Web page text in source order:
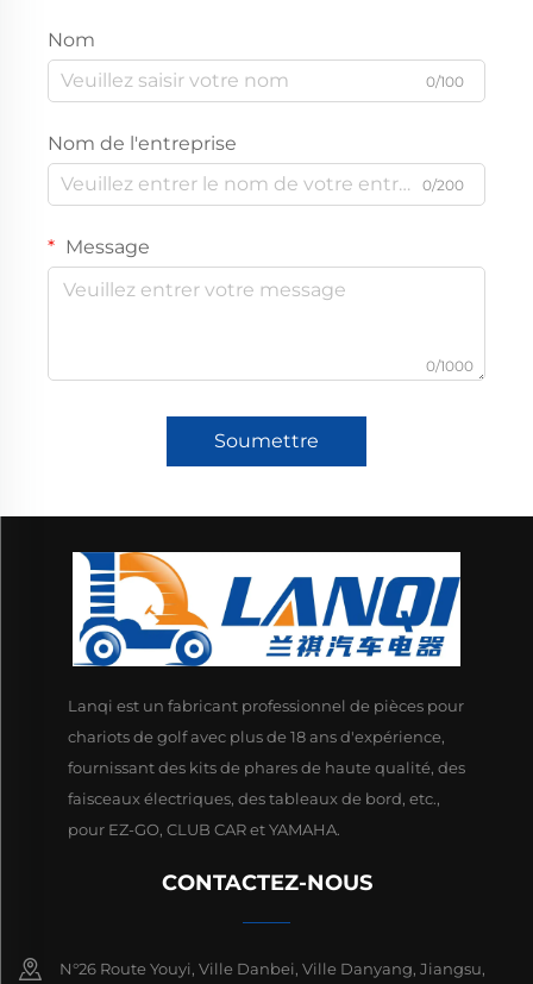
Nom
0/100
Nom de l'entreprise
0/200
Message
0/1000
Soumettre
Lanqi est un fabricant professionnel de pièces pour
chariots de golf avec plus de 18 ans d'expérience,
fournissant des kits de phares de haute qualité, des
faisceaux électriques, des tableaux de bord, etc.,
pour EZ-GO, CLUB CAR et YAMAHA.
CONTACTEZ-NOUS
N°26 Route Youyi, Ville Danbei, Ville Danyang, Jiangsu,